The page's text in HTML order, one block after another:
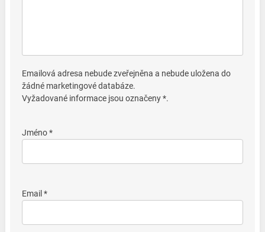
Emailová adresa nebude zveřejněna a nebude uložena do
žádné marketingové databáze.
Vyžadované informace jsou označeny *.
Jméno *
Email *